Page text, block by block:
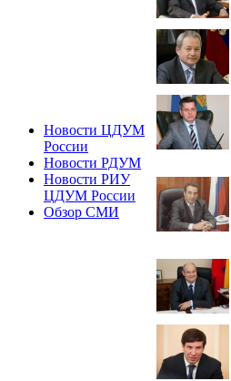
Новости ЦДУМ
России
Новости РДУМ
Новости РИУ
ЦДУМ России
Обзор СМИ